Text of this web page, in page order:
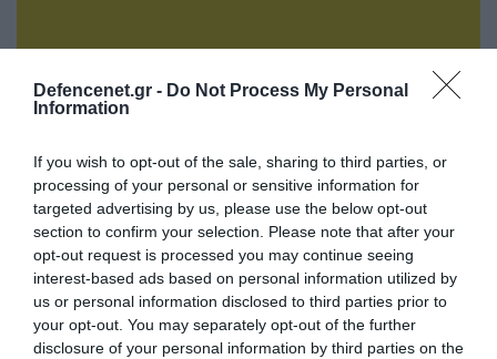
Defencenet.gr - Do Not Process My Personal
Information
If you wish to opt-out of the sale, sharing to third parties, or
processing of your personal or sensitive information for
targeted advertising by us, please use the below opt-out
section to confirm your selection. Please note that after your
opt-out request is processed you may continue seeing
interest-based ads based on personal information utilized by
us or personal information disclosed to third parties prior to
your opt-out. You may separately opt-out of the further
disclosure of your personal information by third parties on the
05.08.2026 | 15:02
Ρωσικός πύραυλος με κεφαλή διασποράς
κατέστρεψε ολοσχερώς ένα από τα
μεγαλύτερα κέντρα διανομής στο Κίεβο
(βίντεο)